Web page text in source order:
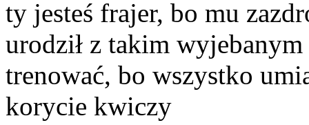
ty jesteś frajer, bo mu
urodził z takim
trenować, bo wszystko
korycie kwiczy